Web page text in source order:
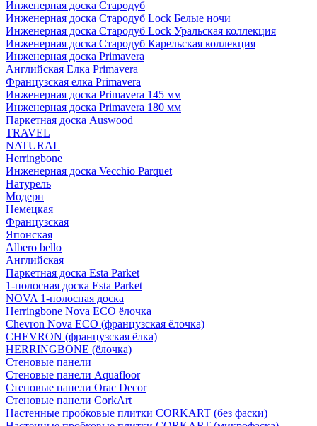
Инженерная доска Стародуб
Инженерная доска Стародуб Lock Белые ночи
Инженерная доска Стародуб Lock Уральская коллекция
Инженерная доска Стародуб Карельская коллекция
Инженерная доска Primavera
Английская Елка Primavera
Французская елка Primavera
Инженерная доска Primavera 145 мм
Инженерная доска Primavera 180 мм
Паркетная доска Auswood
TRAVEL
NATURAL
Herringbone
Инженерная доска Vecchio Parquet
Натурель
Модерн
Немецкая
Французская
Японская
Albero bello
Английская
Паркетная доска Esta Parket
1-полосная доска Esta Parket
NOVA 1-полосная доска
Herringbone Nova ECO ёлочка
Chevron Nova ECO (французская ёлочка)
CHEVRON (французская ёлка)
HERRINGBONE (ёлочка)
Стеновые панели
Стеновые панели Aquafloor
Стеновые панели Orac Decor
Стеновые панели CorkArt
Настенные пробковые плитки CORKART (без фаски)